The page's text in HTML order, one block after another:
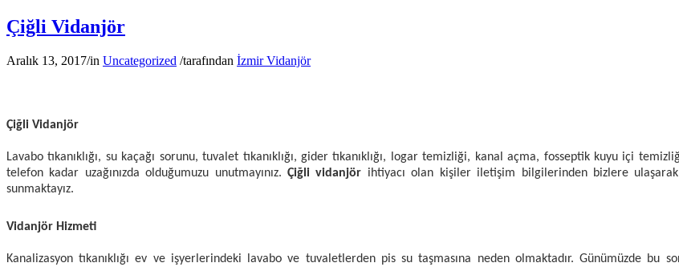
Çiğli Vidanjör
Aralık 13, 2017/in Uncategorized /tarafından İzmir Vidanjör
Çiğli Vidanjör
Lavabo tıkanıklığı, su kaçağı sorunu, tuvalet tıkanıklığı, gider tıkanıklığı, logar temizliği, kanal açma, fosseptik kuyu içi
telefon kadar uzağınızda olduğumuzu unutmayınız.Çiğli vidanjör ihtiyacı olan kişiler iletişim bilgilerinden bizlere
sunmaktayız.
Vidanjör Hizmeti
Kanalizasyon tıkanıklığı ev ve işyerlerindeki lavabo ve tuvaletlerden pis su taşmasına neden olmaktadır. Günümüzde